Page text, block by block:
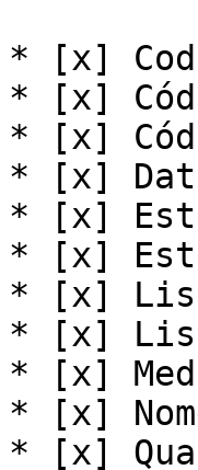
* [x]
* [x]
* [x]
* [x]
* [x]
* [x]
* [x]
* [x]
* [x]
* [x]
* [x]